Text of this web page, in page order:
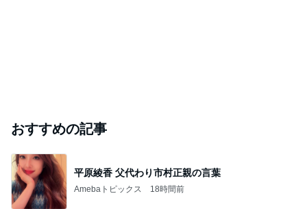
おすすめの記事
平原綾香 父代わり市村正親の言葉
Amebaトピックス 18時間前